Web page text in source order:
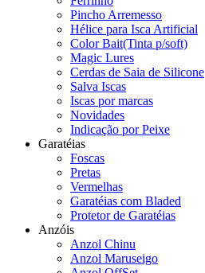
Pincho Arremesso
Hélice para Isca Artificial
Color Bait(Tinta p/soft)
Magic Lures
Cerdas de Saia de Silicone
Salva Iscas
Iscas por marcas
Novidades
Indicação por Peixe
Garatéias
Foscas
Pretas
Vermelhas
Garatéias com Bladed
Protetor de Garatéias
Anzóis
Anzol Chinu
Anzol Maruseigo